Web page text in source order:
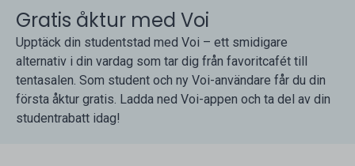
Gratis åktur med Voi
Upptäck din studentstad med Voi – ett smidigare
alternativ i din vardag som tar dig från favoritcafét till
tentasalen. Som student och ny Voi-användare får du din
första åktur gratis. Ladda ned Voi-appen och ta del av din
studentrabatt idag!